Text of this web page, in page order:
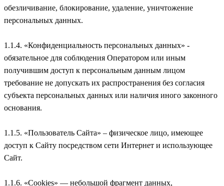
обезличивание, блокирование, удаление, уничтожение
персональных данных.
1.1.4. «Конфиденциальность персональных данных» -
обязательное для соблюдения Оператором или иным
получившим доступ к персональным данным лицом
требование не допускать их распространения без согласия
субъекта персональных данных или наличия иного законного
основания.
1.1.5. «Пользователь Сайта» – физическое лицо, имеющее
доступ к Сайту посредством сети Интернет и использующее
Сайт.
1.1.6. «Cookies» — небольшой фрагмент данных,